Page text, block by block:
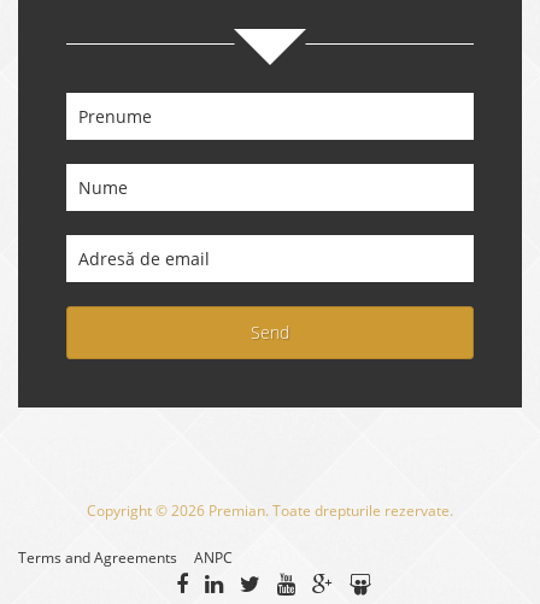
Send
Copyright © 2026 Premian. Toate drepturile rezervate.
Terms and Agreements ANPC